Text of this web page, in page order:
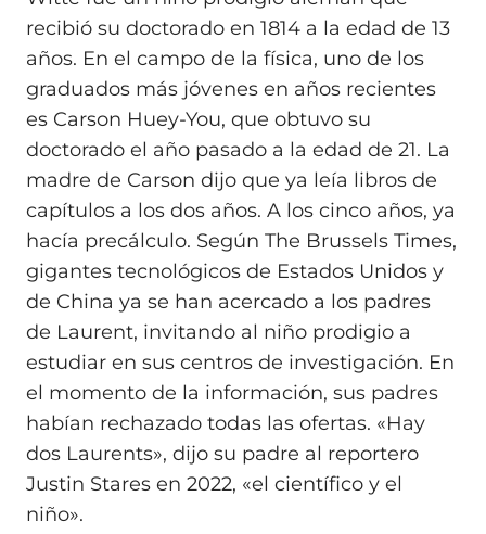
recibió su doctorado en 1814 a la edad de 13
años. En el campo de la física, uno de los
graduados más jóvenes en años recientes
es Carson Huey-You, que obtuvo su
doctorado el año pasado a la edad de 21. La
madre de Carson dijo que ya leía libros de
capítulos a los dos años. A los cinco años, ya
hacía precálculo. Según The Brussels Times,
gigantes tecnológicos de Estados Unidos y
de China ya se han acercado a los padres
de Laurent, invitando al niño prodigio a
estudiar en sus centros de investigación. En
el momento de la información, sus padres
habían rechazado todas las ofertas. «Hay
dos Laurents», dijo su padre al reportero
Justin Stares en 2022, «el científico y el
niño».